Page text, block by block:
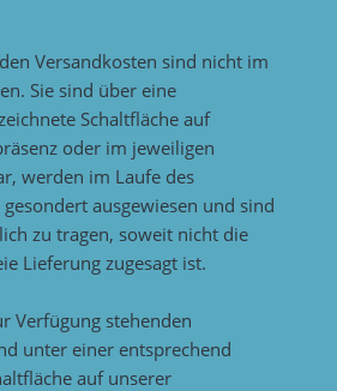
Versandkosten sind nicht im
Sie sind über eine
Schaltfläche auf
oder im jeweiligen
werden im Laufe des
ausgewiesen und sind
zu tragen, soweit nicht die
Lieferung zugesagt ist.
Verfügung stehenden
unter einer entsprechend
auf unserer